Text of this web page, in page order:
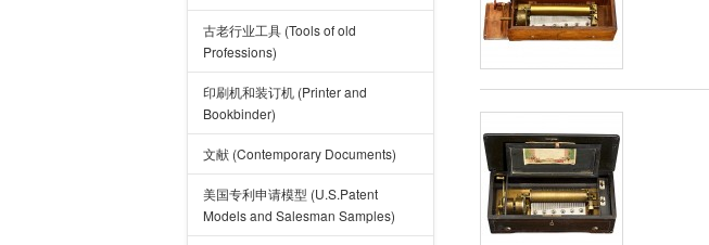
古老行业工具 (Tools of old
Professions)
印刷机和装订机 (Printer and
Bookbinder)
文献 (Contemporary Documents)
美国专利申请模型 (U.S.Patent
Models and Salesman Samples)